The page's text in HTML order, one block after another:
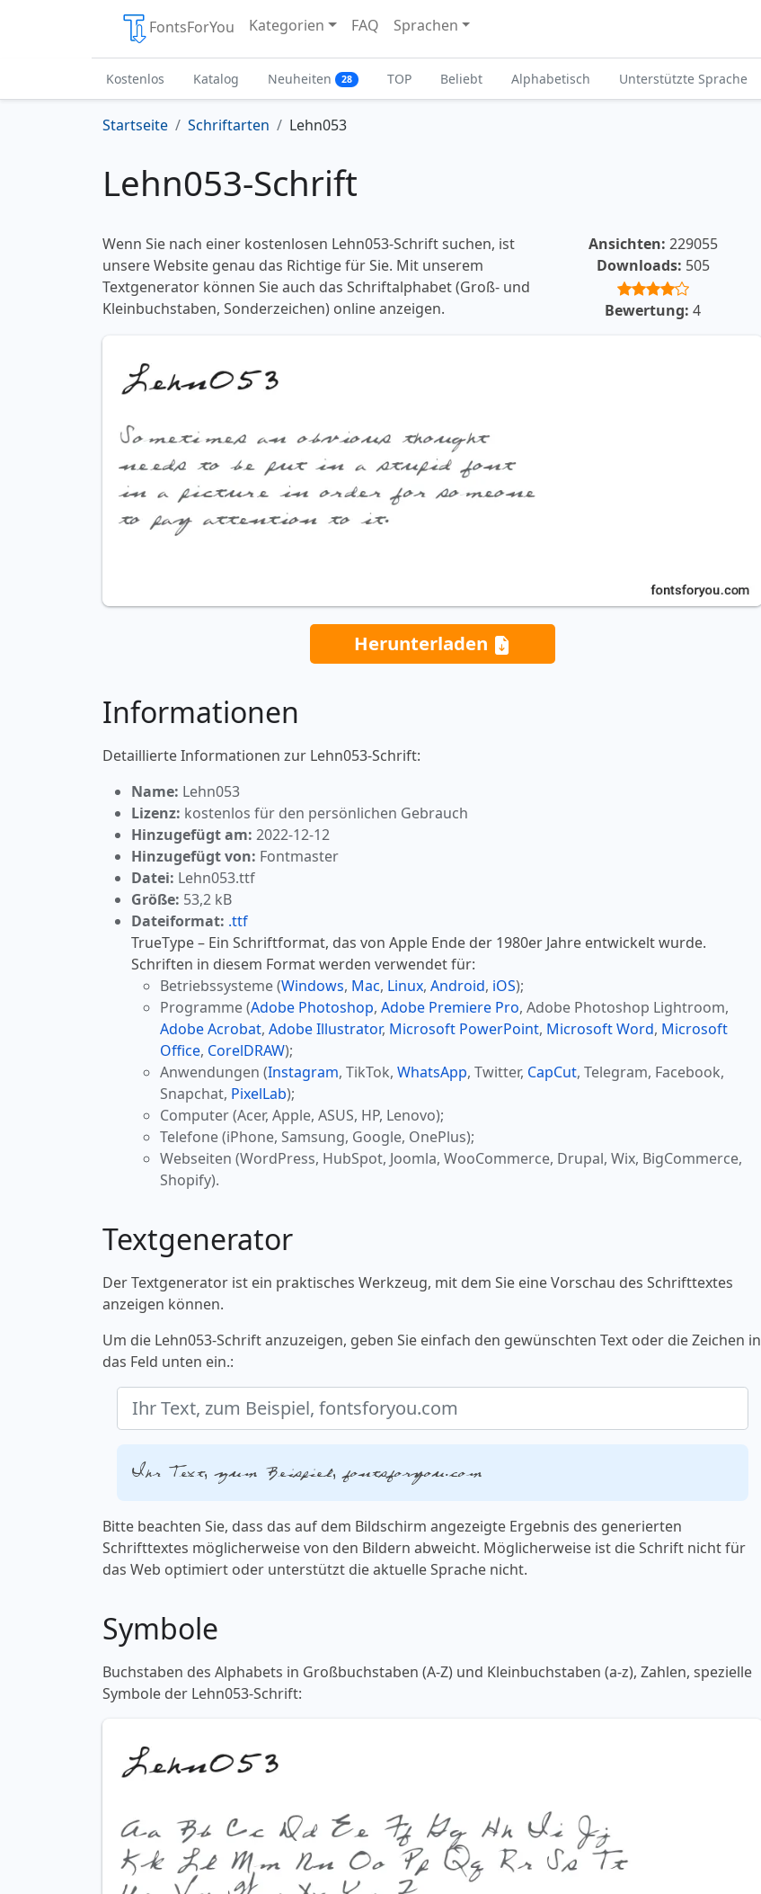
FontsForYou Kategorien FAQ Sprachen
Kostenlos Katalog Neuheiten 28 TOP Beliebt Alphabetisch Unterstützte Sprache
Startseite Schriftarten Lehn053
Lehn053-Schrift
Wenn Sie nach einer kostenlosen Lehn053-Schrift suchen, ist
unsere Website genau das Richtige für Sie. Mit unserem
Textgenerator können Sie auch das Schriftalphabet (Groß- und
Kleinbuchstaben, Sonderzeichen) online anzeigen.
Ansichten: 229055
Downloads: 505
Bewertung: 4
Herunterladen
Informationen
Detaillierte Informationen zur Lehn053-Schrift:
Name: Lehn053
Lizenz: kostenlos für den persönlichen Gebrauch
Hinzugefügt am: 2022-12-12
Hinzugefügt von: Fontmaster
Datei: Lehn053.ttf
Größe: 53,2 kB
Dateiformat: .ttf
TrueType – Ein Schriftformat, das von Apple Ende der 1980er Jahre entwickelt wurde.
Schriften in diesem Format werden verwendet für:
Betriebssysteme (Windows, Mac, Linux, Android, iOS);
Programme (Adobe Photoshop, Adobe Premiere Pro, Adobe Photoshop Lightroom,
Adobe Acrobat, Adobe Illustrator, Microsoft PowerPoint, Microsoft Word, Microsoft
Office, CorelDRAW);
Anwendungen (Instagram, TikTok, WhatsApp, Twitter, CapCut, Telegram, Facebook,
Snapchat, PixelLab);
Computer (Acer, Apple, ASUS, HP, Lenovo);
Telefone (iPhone, Samsung, Google, OnePlus);
Webseiten (WordPress, HubSpot, Joomla, WooCommerce, Drupal, Wix, BigCommerce,
Shopify).
Textgenerator
Der Textgenerator ist ein praktisches Werkzeug, mit dem Sie eine Vorschau des Schrifttextes
anzeigen können.
Um die Lehn053-Schrift anzuzeigen, geben Sie einfach den gewünschten Text oder die Zeichen in
das Feld unten ein.:
Ihr Text, zum Beispiel, fontsforyou.com
Bitte beachten Sie, dass das auf dem Bildschirm angezeigte Ergebnis des generierten
Schrifttextes möglicherweise von den Bildern abweicht. Möglicherweise ist die Schrift nicht für
das Web optimiert oder unterstützt die aktuelle Sprache nicht.
Symbole
Buchstaben des Alphabets in Großbuchstaben (A-Z) und Kleinbuchstaben (a-z), Zahlen, spezielle
Symbole der Lehn053-Schrift: